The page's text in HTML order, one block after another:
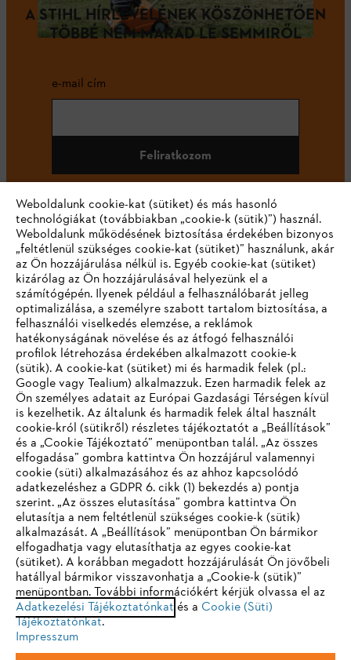
A STIHL HÍRLEVELÉNEK KÖSZÖNHETŐEN
TÖBBÉ NEM MARAD LE SEMMIRŐL
e-mail cím
Feliratkozom
#STIHL
Vállalat
STIHL GYIK
Szerviz
Adatvédelem Impresszum Cookie tájékoztató
Jogi információk
IHR BROWSER WIRD NICHT
UNTERSTÜTZT
Sie nutzen einen Browser, den wir noch nicht unterstützen. Für
eine optimale Nutzung unserer Seite empfehlen wir Ihnen, zu
einem der folgenden Browser zu wechseln:
Firefox Chrome
Weboldalunk cookie-kat (sütiket) és más hasonló
technológiákat (továbbiakban „cookie-k (sütik)”) használ.
Weboldalunk működésének biztosítása érdekében bizonyos
„feltétlenül szükséges cookie-kat (sütiket)” használunk, akár
az Ön hozzájárulása nélkül is. Egyéb cookie-kat (sütiket)
kizárólag az Ön hozzájárulásával helyezünk el a
számítógépén. Ilyenek például a felhasználóbarát jelleg
optimalizálása, a személyre szabott tartalom biztosítása, a
felhasználói viselkedés elemzése, a reklámok
hatékonyságának növelése és az átfogó felhasználói
profilok létrehozása érdekében alkalmazott cookie-k
(sütik). A cookie-kat (sütiket) mi és harmadik felek (pl.:
Google vagy Tealium) alkalmazzuk. Ezen harmadik felek az
Ön személyes adatait az Európai Gazdasági Térségen kívül
is kezelhetik. Az általunk és harmadik felek által használt
cookie-król (sütikről) részletes tájékoztatót a „Beállítások”
és a „Cookie Tájékoztató” menüpontban talál. „Az összes
elfogadása” gombra kattintva Ön hozzájárul valamennyi
cookie (süti) alkalmazásához és az ahhoz kapcsolódó
adatkezeléshez a GDPR 6. cikk (1) bekezdés a) pontja
szerint. „Az összes elutasítása” gombra kattintva Ön
elutasítja a nem feltétlenül szükséges cookie-k (sütik)
alkalmazását. A „Beállítások” menüpontban Ön bármikor
elfogadhatja vagy elutasíthatja az egyes cookie-kat
(sütiket). A korábban megadott hozzájárulását Ön jövőbeli
hatállyal bármikor visszavonhatja a „Cookie-k (sütik)”
menüpontban. További információkért kérjük olvassa el az
Adatkezelési Tájékoztatónkat és a Cookie (Süti)
Tájékoztatónkat.
Impresszum